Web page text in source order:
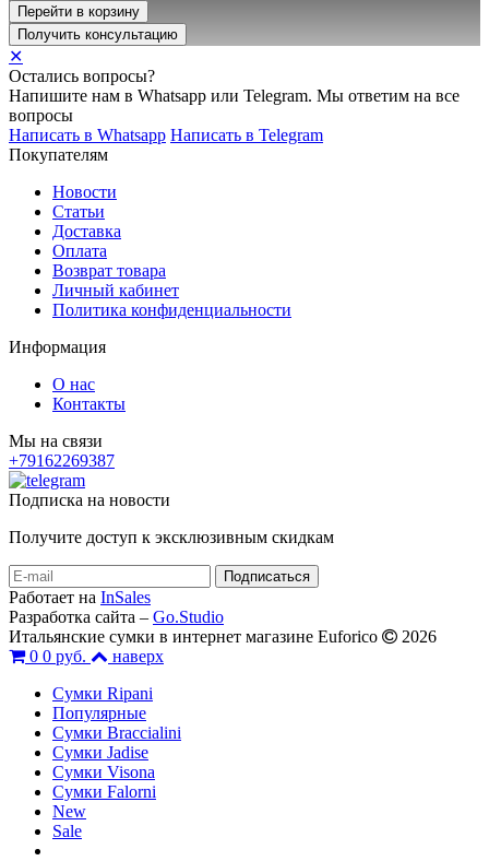
Перейти в корзину
Получить консультацию
✕
Остались вопросы?
Напишите нам в Whatsapp или Telegram. Мы ответим на все
вопросы
Написать в Whatsapp Написать в Telegram
Покупателям
Новости
Статьи
Доставка
Оплата
Возврат товара
Личный кабинет
Политика конфиденциальности
Информация
О нас
Контакты
Мы на связи
+79162269387
Подписка на новости
Получите доступ к эксклюзивным скидкам
Работает на InSales
Разработка сайта – Go.Studio
Итальянские сумки в интернет магазине Euforico
2026
0 0 руб.
наверх
Сумки Ripani
Популярные
Сумки Braccialini
Сумки Jadise
Сумки Visona
Сумки Falorni
New
Sale